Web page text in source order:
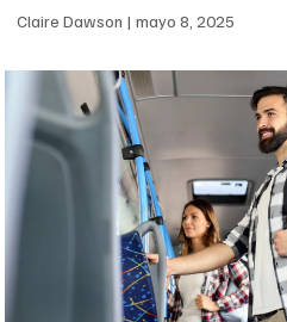
Claire Dawson mayo 8, 2025